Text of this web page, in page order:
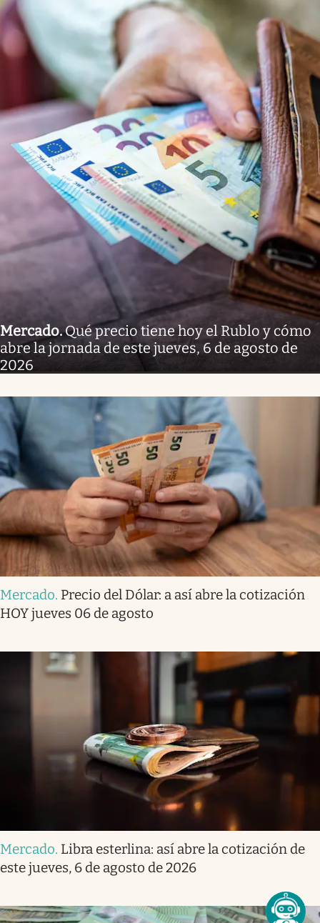
Mercado.Qué precio tiene hoy el Rublo y cómo
abre la jornada de este jueves, 6 de agosto de
2026
Mercado. Precio del Dólar: a así abre la cotización
HOY jueves 06 de agosto
Mercado. Libra esterlina: así abre la cotización de
este jueves, 6 de agosto de 2026